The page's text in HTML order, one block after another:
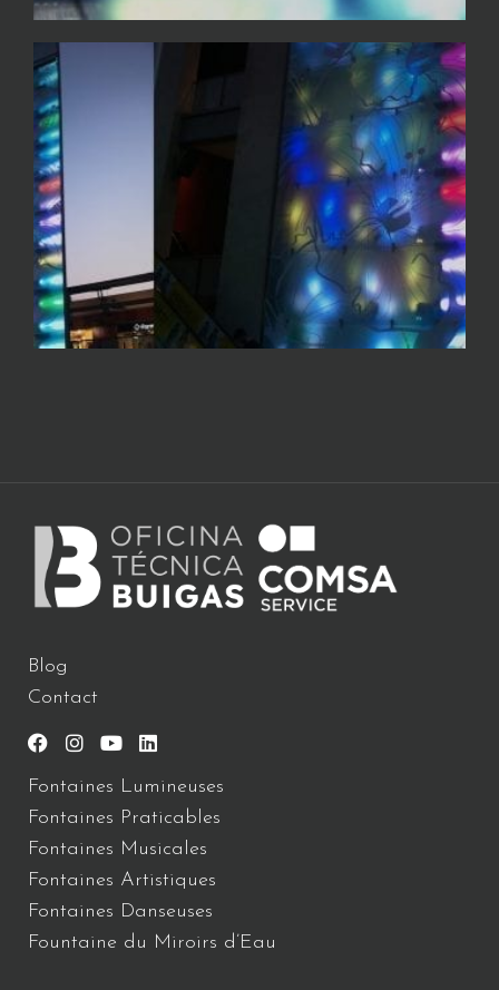
Blog
Contact
Fontaines Lumineuses
Fontaines Praticables
Fontaines Musicales
Fontaines Artistiques
Fontaines Danseuses
Fountaine du Miroirs d’Eau